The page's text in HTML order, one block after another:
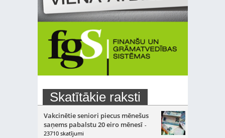
Skatītākie raksti
Vakcinētie seniori piecus mēnešus
saņems pabalstu 20 eiro mēnesī -
23710 skatījumi